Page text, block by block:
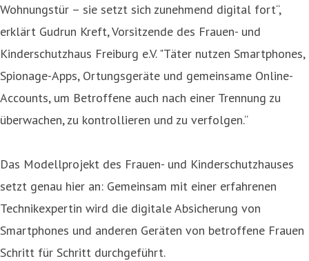
Wohnungstür – sie setzt sich zunehmend digital fort“,
erklärt Gudrun Kreft, Vorsitzende des Frauen- und
Kinderschutzhaus Freiburg e.V. "Täter nutzen Smartphones,
Spionage-Apps, Ortungsgeräte und gemeinsame Online-
Accounts, um Betroffene auch nach einer Trennung zu
überwachen, zu kontrollieren und zu verfolgen.“
Das Modellprojekt des Frauen- und Kinderschutzhauses
setzt genau hier an: Gemeinsam mit einer erfahrenen
Technikexpertin wird die digitale Absicherung von
Smartphones und anderen Geräten von betroffene Frauen
Schritt für Schritt durchgeführt.